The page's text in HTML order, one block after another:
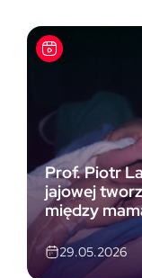
Prof. Piotr
jajowej
między
29.05.2026